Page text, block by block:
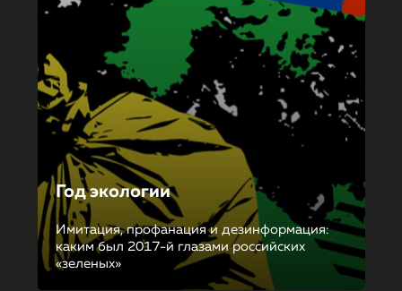
Год экологии
Имитация, профанация и дезинформация:
каким был 2017-й глазами российских
«зеленых»